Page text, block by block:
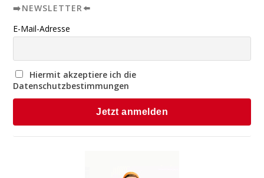
➡️NEWSLETTER⬅️
E-Mail-Adresse
Hiermit akzeptiere ich die
Datenschutzbestimmungen